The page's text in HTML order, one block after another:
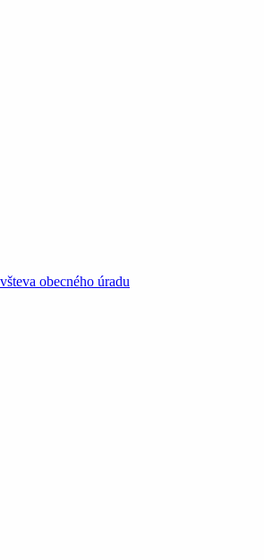
obecného úradu